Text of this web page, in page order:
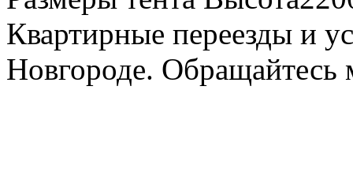
Квартирные переезды и
Новгороде.